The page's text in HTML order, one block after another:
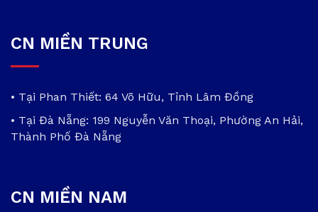
CN MIỀN TRUNG
• Tại Phan Thiết: 64 Võ Hữu, Tỉnh Lâm Đồng
• Tại Đà Nẵng: 199 Nguyễn Văn Thoại, Phường An Hải,
Thành Phố Đà Nẵng
CN MIỀN NAM